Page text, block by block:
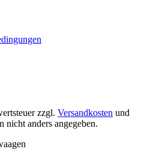
zzgl. Versandkosten und
nicht anders angegeben.